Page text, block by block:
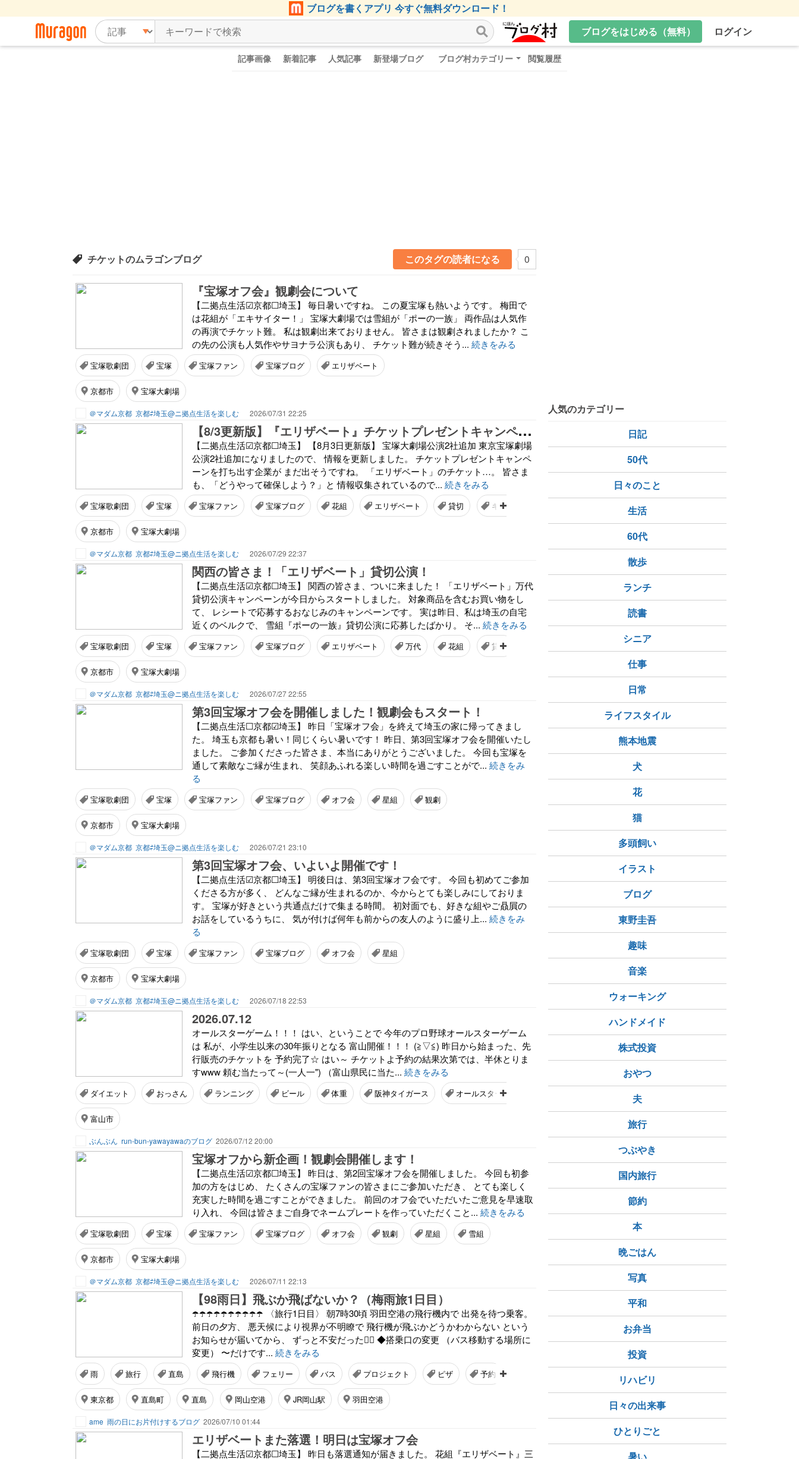
ブログを書くアプリ 今すぐ無料ダウンロード！
ブログをはじめる（無料）
ログイン
記事画像 新着記事 人気記事 新登場ブログ ブログ村カテゴリー 閲覧履歴
チケットのムラゴンブログ このタグの読者になる 0
『宝塚オフ会』観劇会について
【二拠点生活☑京都☐埼玉】 毎日暑いですね。 この夏宝塚も熱いようです。 梅田で
は花組が「エキサイター！」 宝塚大劇場では雪組が「ポーの一族」 両作品は人気作
の再演でチケット難。 私は観劇出来ておりません。 皆さまは観劇されましたか？ こ
の先の公演も人気作やサヨナラ公演もあり、 チケット難が続きそう... 続きをみる
宝塚歌劇団 宝塚 宝塚ファン 宝塚ブログ エリザベート
京都市 宝塚大劇場
＠マダム京都 京都⇄埼玉@ニ拠点生活を楽しむ 2026/07/31 22:25
【
8/3更新版】『エリザベート』チケットプレゼントキャンペーンまとめ
【二拠点生活☑京都☐埼玉】 【8月3日更新版】 宝塚大劇場公演2社追加 東京宝塚劇場
公演2社追加になりましたので、 情報を更新しました。 チケットプレゼントキャンペ
ーンを打ち出す企業が まだ出そうですね。 「エリザベート」のチケット…。 皆さま
も、「どうやって確保しよう？」と 情報収集されているので... 続きをみる
宝塚歌劇団 宝塚 宝塚ファン 宝塚ブログ 花組 エリザベート 貸切 キャンペーン
京都市 宝塚大劇場
＠マダム京都 京都⇄埼玉@ニ拠点生活を楽しむ 2026/07/29 22:37
関西の皆さま！「エリザベート」貸切公演！
【二拠点生活☑京都☐埼玉】 関西の皆さま、ついに来ました！ 「エリザベート」万代
貸切公演キャンペーンが今日からスタートしました。 対象商品を含むお買い物をし
て、 レシートで応募するおなじみのキャンペーンです。 実は昨日、私は埼玉の自宅
近くのベルクで、 雪組『ポーの一族』貸切公演に応募したばかり。 そ... 続きをみる
宝塚歌劇団 宝塚 宝塚ファン 宝塚ブログ エリザベート 万代 花組 貸切
京都市 宝塚大劇場
＠マダム京都 京都⇄埼玉@ニ拠点生活を楽しむ 2026/07/27 22:55
第3回宝塚オフ会を開催しました！観劇会もスタート！
【二拠点生活☐京都☑埼玉】 昨日「宝塚オフ会」を終えて埼玉の家に帰ってきまし
た。 埼玉も京都も暑い！同じくらい暑いです！ 昨日、第3回宝塚オフ会を開催いたし
ました。 ご参加くださった皆さま、本当にありがとうございました。 今回も宝塚を
通して素敵なご縁が生まれ、 笑顔あふれる楽しい時間を過ごすことがで... 続きをみ
る
宝塚歌劇団 宝塚 宝塚ファン 宝塚ブログ オフ会 星組 観劇
京都市 宝塚大劇場
＠マダム京都 京都⇄埼玉@ニ拠点生活を楽しむ 2026/07/21 23:10
第3回宝塚オフ会、いよいよ開催です！
【二拠点生活☑京都☐埼玉】 明後日は、第3回宝塚オフ会です。 今回も初めてご参加
くださる方が多く、 どんなご縁が生まれるのか、今からとても楽しみにしておりま
す。 宝塚が好きという共通点だけで集まる時間。 初対面でも、好きな組やご贔屓の
お話をしているうちに、 気が付けば何年も前からの友人のように盛り上... 続きをみ
る
宝塚歌劇団 宝塚 宝塚ファン 宝塚ブログ オフ会 星組
京都市 宝塚大劇場
＠マダム京都 京都⇄埼玉@ニ拠点生活を楽しむ 2026/07/18 22:53
2026.07.12
オールスターゲーム！！！ はい、ということで 今年のプロ野球オールスターゲーム
は 私が、小学生以来の30年振りとなる 富山開催！！！ (≧▽≦) 昨日から始まった、先
行販売のチケットを 予約完了☆ はい～ チケットよ予約の結果次第では、半休とりま
すwww 頼む当たって～(一人一") （富山県民に当た... 続きをみる
ダイエット おっさん ランニング ビール 体重 阪神タイガース オールスターゲーム 新シューズ
富山市
ぶんぶん run-bun-yawayawaのブログ 2026/07/12 20:00
宝塚オフから新企画！観劇会開催します！
【二拠点生活☑京都☐埼玉】 昨日は、第2回宝塚オフ会を開催しました。 今回も初参
加の方をはじめ、 たくさんの宝塚ファンの皆さまにご参加いただき、 とても楽しく
充実した時間を過ごすことができました。 前回のオフ会でいただいたご意見を早速取
り入れ、 今回は皆さまご自身でネームプレートを作っていただくこと... 続きをみる
宝塚歌劇団 宝塚 宝塚ファン 宝塚ブログ オフ会 観劇 星組 雪組
京都市 宝塚大劇場
＠マダム京都 京都⇄埼玉@ニ拠点生活を楽しむ 2026/07/11 22:13
【98雨日】飛ぶか飛ばないか？（梅雨旅1日目）
☂️☂️☂️☂️☂️☂️☂️☂️☂️☂️ 〈旅行1日目〉 朝7時30頃 羽田空港の飛行機内で 出発を待つ乗客。
前日の夕方、 悪天候により視界が不明瞭で 飛行機が飛ぶかどうかわからない という
お知らせが届いてから、 ずっと不安だった😶‍🌫️ ◆搭乗口の変更 （バス移動する場所に
変更） 〜だけです... 続きをみる
雨 旅行 直島 飛行機 フェリー バス プロジェクト ピザ 予約
東京都 直島町 直島 岡山空港 JR岡山駅 羽田空港
ame 雨の日にお片付けするブログ 2026/07/10 01:44
エリザベートまた落選！明日は宝塚オフ会
【二拠点生活☑京都☐埼玉】 昨日も落選通知が届きました。 花組『エリザベート』三
人気のカテゴリー
日記
50代
日々のこと
生活
60代
散歩
ランチ
読書
シニア
仕事
日常
ライフスタイル
熊本地震
犬
花
猫
多頭飼い
イラスト
ブログ
東野圭吾
趣味
音楽
ウォーキング
ハンドメイド
株式投資
おやつ
夫
旅行
つぶやき
国内旅行
節約
本
晩ごはん
写真
平和
お弁当
投資
リハビリ
日々の出来事
ひとりごと